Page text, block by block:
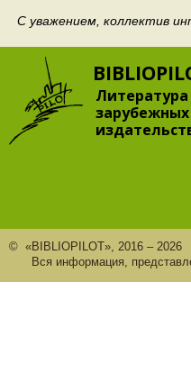
С уважением, коллектив
Литература
зарубежных
© «BIBLIOPILOT», 2016 – 2026
Вся информация,